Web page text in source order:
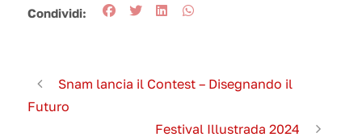
Condividi:
Snam lancia il Contest – Disegnando il
Futuro
Festival Illustrada 2024